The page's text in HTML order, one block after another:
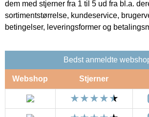
dem med stjerner fra 1 til 5 ud fra bl.a.
sortimentstørrelse, kundeservice,
betingelser, leveringsformer og
Bedst anmeldte
Webshop Stjerner